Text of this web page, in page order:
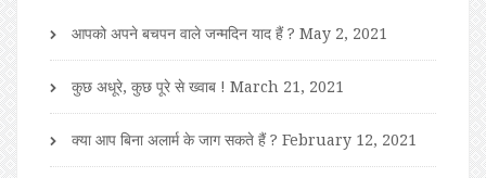
आपको अपने बचपन वाले जन्मदिन याद हैं ? May 2, 2021
कुछ अधूरे, कुछ पूरे से ख्वाब ! March 21, 2021
क्या आप बिना अलार्म के जाग सकते हैं ? February 12, 2021